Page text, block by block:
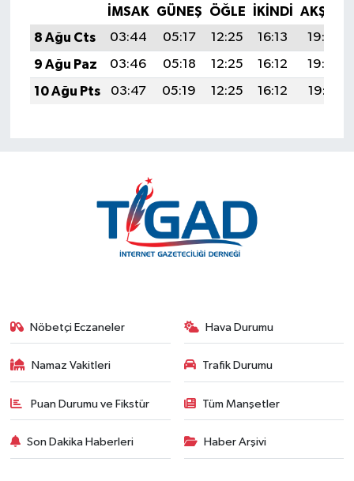
İMSAK GÜNEŞ ÖĞLE İKINDI
AKŞAM
8 Ağu Cts
03:44 05:17 12:25 16:13
19:23
9 Ağu Paz
03:46 05:18 12:25 16:12
19:22
10 Ağu Pts
03:47 05:19 12:25 16:12 19:21
Nöbetçi Eczaneler Hava Durumu
Namaz Vakitleri Trafik Durumu
Puan Durumu ve Fikstür Tüm Manşetler
Son Dakika Haberleri Haber Arşivi